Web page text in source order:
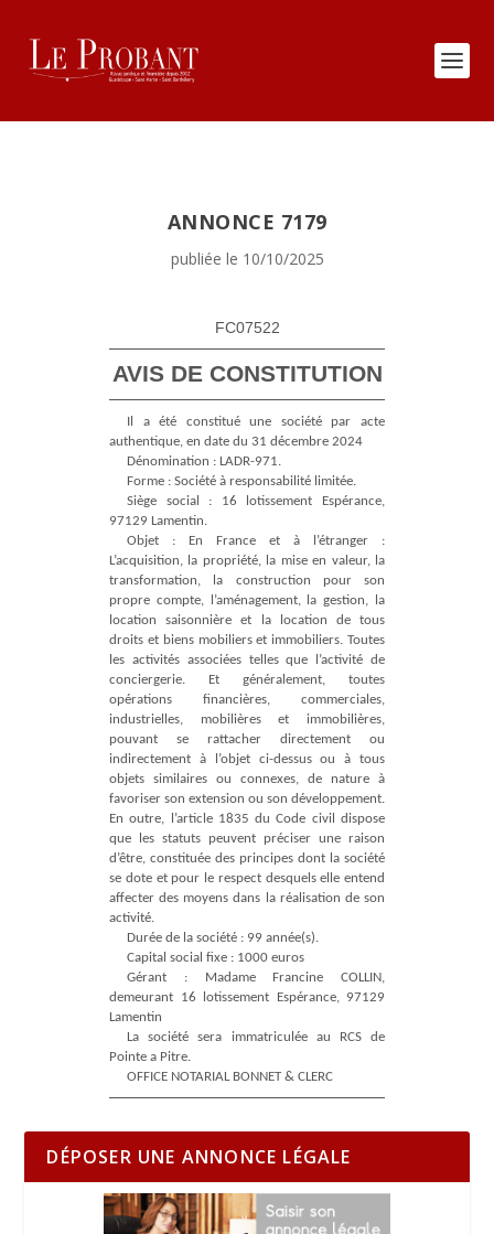
ANNONCE 7179
publiée le 10/10/2025
FC07522
AVIS DE CONSTITUTION
Il a été constitué une société par acte
authentique, en date du 31 décembre 2024
Dénomination : LADR-971.
Forme : Société à responsabilité limitée.
Siège social : 16 lotissement Espérance,
97129 Lamentin.
Objet : En France et à l’étranger :
L’acquisition, la propriété, la mise en valeur, la
transformation, la construction pour son
propre compte, l’aménagement, la gestion, la
location saisonnière et la location de tous
droits et biens mobiliers et immobiliers. Toutes
les activités associées telles que l’activité de
conciergerie. Et généralement, toutes
opérations financières, commerciales,
industrielles, mobilières et immobilières,
pouvant se rattacher directement ou
indirectement à l’objet ci-dessus ou à tous
objets similaires ou connexes, de nature à
favoriser son extension ou son développement.
En outre, l’article 1835 du Code civil dispose
que les statuts peuvent préciser une raison
d’être, constituée des principes dont la société
se dote et pour le respect desquels elle entend
affecter des moyens dans la réalisation de son
activité.
Durée de la société : 99 année(s).
Capital social fixe : 1000 euros
Gérant : Madame Francine COLLIN,
demeurant 16 lotissement Espérance, 97129
Lamentin
La société sera immatriculée au RCS de
Pointe a Pitre.
OFFICE NOTARIAL BONNET & CLERC
DÉPOSER UNE ANNONCE LÉGALE